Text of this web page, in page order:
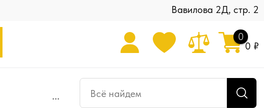
Вавилова 2Д, стр. 2
0
0 ₽
...